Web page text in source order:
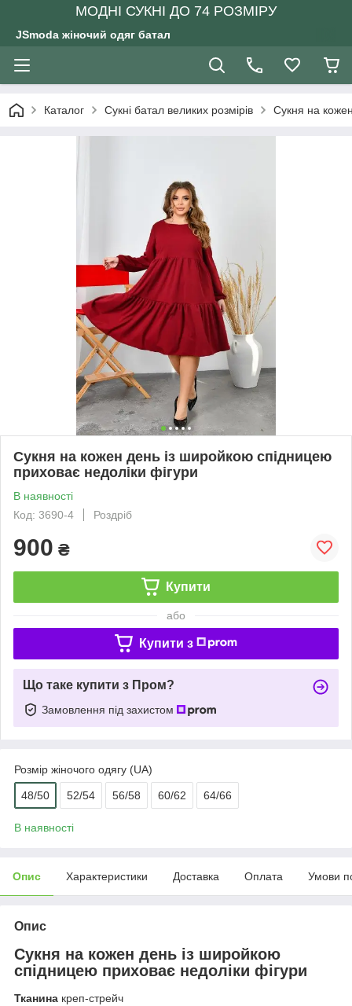
МОДНІ СУКНІ ДО 74 РОЗМІРУ
JSmoda жіночий одяг батал
Каталог Сукні батал великих розмірів Сукня на
Сукня на кожен день із широйкою спідницею
приховає недоліки фігури
В наявності
Код: 3690-4
Роздріб
900 ₴
Купити
або
Купити з
Що таке купити з Пром?
Замовлення під захистом
Розмір жіночого одягу (UA)
48/50 52/54 56/58 60/62 64/66
В наявності
Опис Характеристики Доставка Оплата Умови
Опис
Сукня на кожен день із широйкою
спідницею приховає недоліки фігури
Тканина креп-стрейч